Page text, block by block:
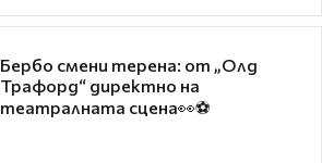
Бербо смени терена: от „Олд
Трафорд“ директно на
театралната сцена👀⚽